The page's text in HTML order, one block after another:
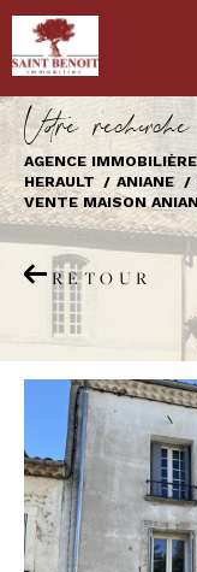
Vore recece
AGENCE
HERAULT
ANIANE
VENTE MAISON
RETOUR
Effectuer
et trouver le
critères
Type
Vente
Type
de
bien
Type de bien
Ville